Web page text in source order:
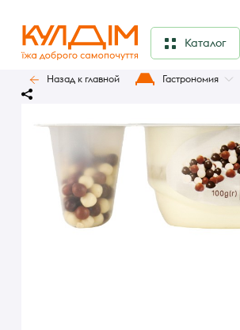
Каталог
Назад к главной Гастрономия